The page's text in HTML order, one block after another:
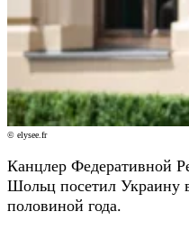
© elysee.fr
Канцлер Федеративной
Шольц посетил Украину
половиной года.